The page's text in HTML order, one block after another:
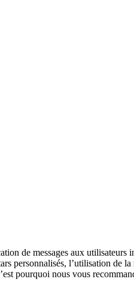
de messages aux
personnalisés, l’utilisation de
pourquoi nous vous